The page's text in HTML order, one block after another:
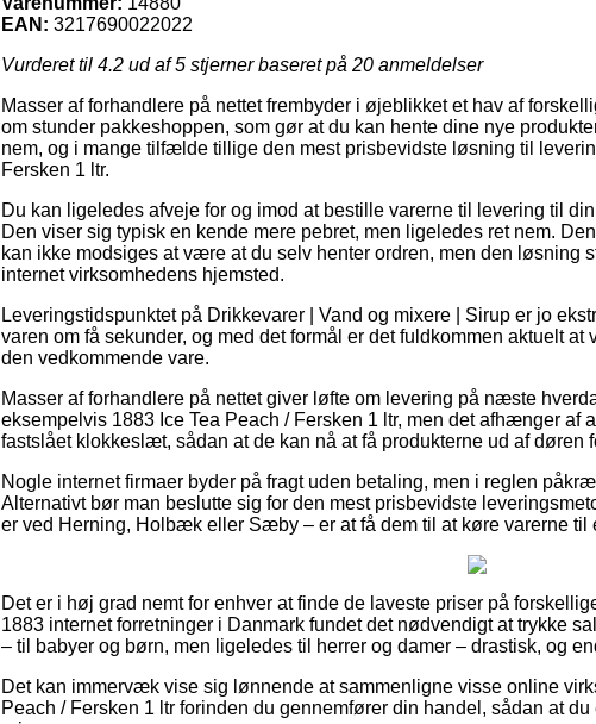
EAN: 3217690022022
Vurderet til 4.2 ud af 5 stjerner baseret på 20 anmeldelser
Masser af forhandlere på nettet frembyder i øjeblikket et hav af
om stunder pakkeshoppen, som gør at du kan hente dine nye
nem, og i mange tilfælde tillige den mest prisbevidste løsning til
Fersken 1 ltr.
Du kan ligeledes afveje for og imod at bestille varerne til levering til
Den viser sig typisk en kende mere pebret, men ligeledes ret nem.
kan ikke modsiges at være at du selv henter ordren, men den løsning
internet virksomhedens hjemsted.
Leveringstidspunktet på Drikkevarer | Vand og mixere | Sirup er jo
varen om få sekunder, og med det formål er det fuldkommen aktuelt
den vedkommende vare.
Masser af forhandlere på nettet giver løfte om levering på næste
eksempelvis 1883 Ice Tea Peach / Fersken 1 ltr, men det afhænger af
fastslået klokkeslæt, sådan at de kan nå at få produkterne ud af døren
Nogle internet firmaer byder på fragt uden betaling, men i reglen
Alternativt bør man beslutte sig for den mest prisbevidste
er ved Herning, Holbæk eller Sæby – er at få dem til at køre varerne til
Det er i høj grad nemt for enhver at finde de laveste priser på
1883 internet forretninger i Danmark fundet det nødvendigt at trykke
– til babyer og børn, men ligeledes til herrer og damer – drastisk, og
Det kan immervæk vise sig lønnende at sammenligne visse online
Peach / Fersken 1 ltr forinden du gennemfører din handel, sådan at